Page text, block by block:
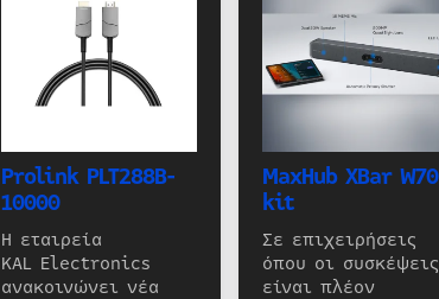
Prolink PLT288B-
10000
Η εταιρεία
KAL Electronics
ανακοινώνει νέα
MaxHub XBar W70
kit
Σε επιχειρήσεις
όπου οι συσκέψεις
είναι πλέον